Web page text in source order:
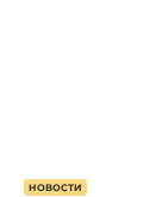
НОВОСТИ